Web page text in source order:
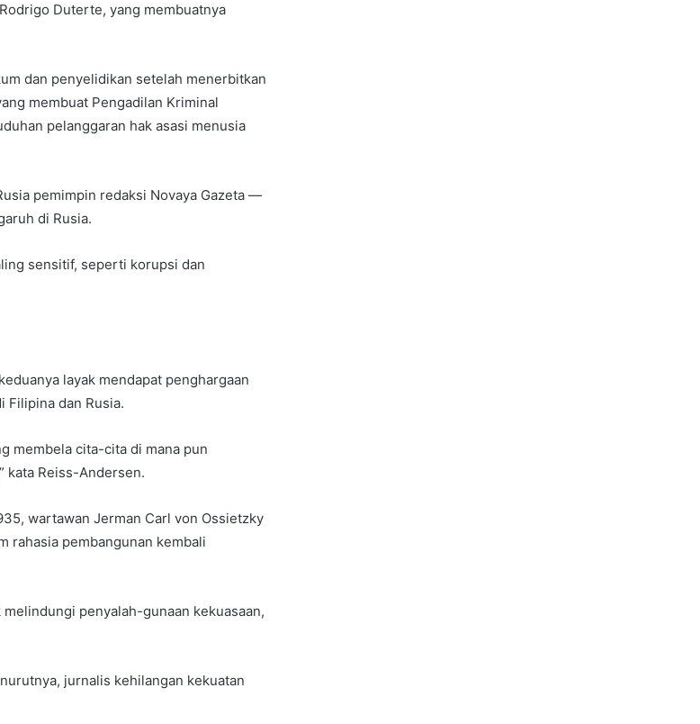
Duterte, yang membuatnya
dan penyelidikan setelah menerbitkan
membuat Pengadilan Kriminal
pelanggaran hak asasi menusia
pemimpin redaksi Novaya Gazeta —
di Rusia.
sensitif, seperti korupsi dan
layak mendapat penghargaan
Filipina dan Rusia.
membela cita-cita di mana pun
kata Reiss-Andersen.
wartawan Jerman Carl von Ossietzky
rahasia pembangunan kembali
penyalah-gunaan kekuasaan,
jurnalis kehilangan kekuatan